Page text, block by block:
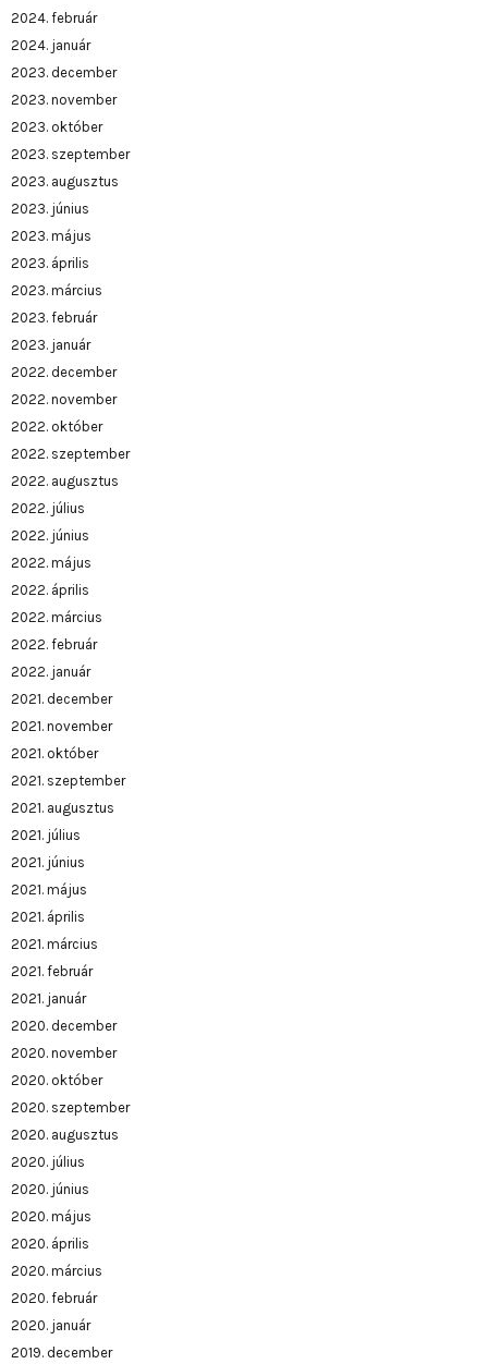
2024. február
2024. január
2023. december
2023. november
2023. október
2023. szeptember
2023. augusztus
2023. június
2023. május
2023. április
2023. március
2023. február
2023. január
2022. december
2022. november
2022. október
2022. szeptember
2022. augusztus
2022. július
2022. június
2022. május
2022. április
2022. március
2022. február
2022. január
2021. december
2021. november
2021. október
2021. szeptember
2021. augusztus
2021. július
2021. június
2021. május
2021. április
2021. március
2021. február
2021. január
2020. december
2020. november
2020. október
2020. szeptember
2020. augusztus
2020. július
2020. június
2020. május
2020. április
2020. március
2020. február
2020. január
2019. december